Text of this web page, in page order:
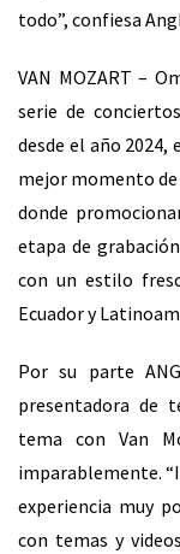
todo”, confiesa
VAN MOZART –
serie de
desde el año 2024,
mejor momento de
donde
etapa de
con un estilo
Ecuador y
Por su parte
presentadora de
tema con Van
imparablemente.
experiencia muy
con temas y